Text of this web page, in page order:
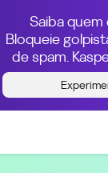
Saiba quem
Bloqueie
de spam.